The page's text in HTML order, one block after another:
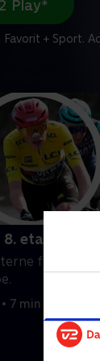
Play*
+ Sport.
etape
fra Paris-
7 min